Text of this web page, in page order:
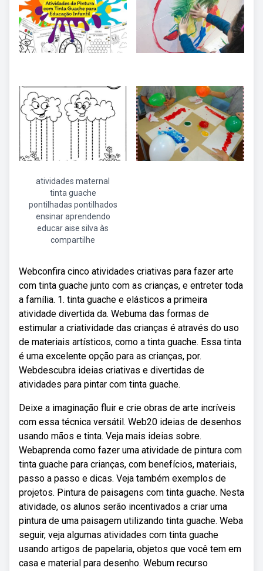
atividades maternal
tinta guache
pontilhadas pontilhados
ensinar aprendendo
educar aise silva às
compartilhe
Webconfira cinco atividades criativas para fazer arte
com tinta guache junto com as crianças, e entreter toda
a família. 1. tinta guache e elásticos a primeira
atividade divertida da. Webuma das formas de
estimular a criatividade das crianças é através do uso
de materiais artísticos, como a tinta guache. Essa tinta
é uma excelente opção para as crianças, por.
Webdescubra ideias criativas e divertidas de
atividades para pintar com tinta guache.
Deixe a imaginação fluir e crie obras de arte incríveis
com essa técnica versátil. Web20 ideias de desenhos
usando mãos e tinta. Veja mais ideias sobre.
Webaprenda como fazer uma atividade de pintura com
tinta guache para crianças, com benefícios, materiais,
passo a passo e dicas. Veja também exemplos de
projetos. Pintura de paisagens com tinta guache. Nesta
atividade, os alunos serão incentivados a criar uma
pintura de uma paisagem utilizando tinta guache. Weba
seguir, veja algumas atividades com tinta guache
usando artigos de papelaria, objetos que você tem em
casa e material para desenho. Webum recurso